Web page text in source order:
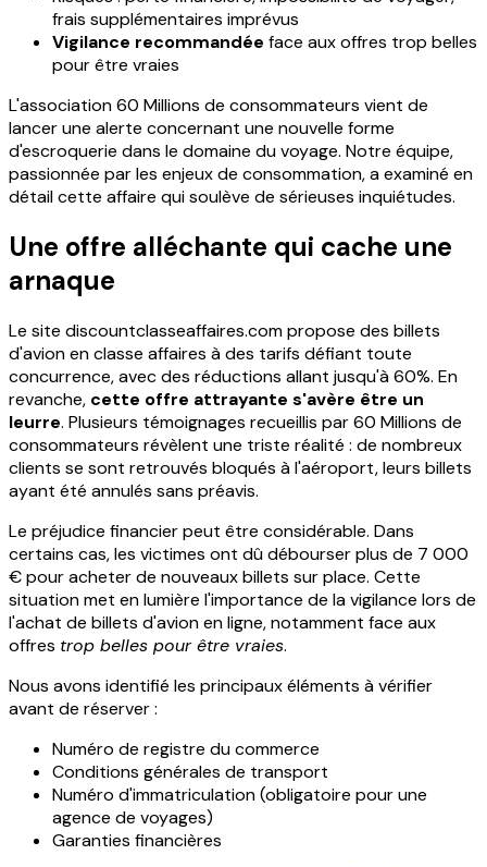
frais supplémentaires imprévus
Vigilance recommandée face aux offres trop belles
pour être vraies
L'association 60 Millions de consommateurs vient de
lancer une alerte concernant une nouvelle forme
d'escroquerie dans le domaine du voyage. Notre équipe,
passionnée par les enjeux de consommation, a examiné en
détail cette affaire qui soulève de sérieuses inquiétudes.
Une offre alléchante qui cache une
arnaque
Le site discountclasseaffaires.com propose des billets
d'avion en classe affaires à des tarifs défiant toute
concurrence, avec des réductions allant jusqu'à 60%. En
revanche, cette offre attrayante s'avère être un
leurre. Plusieurs témoignages recueillis par 60 Millions de
consommateurs révèlent une triste réalité : de nombreux
clients se sont retrouvés bloqués à l'aéroport, leurs billets
ayant été annulés sans préavis.
Le préjudice financier peut être considérable. Dans
certains cas, les victimes ont dû débourser plus de 7 000
€ pour acheter de nouveaux billets sur place. Cette
situation met en lumière l'importance de la vigilance lors de
l'achat de billets d'avion en ligne, notamment face aux
offres trop belles pour être vraies.
Nous avons identifié les principaux éléments à vérifier
avant de réserver :
Numéro de registre du commerce
Conditions générales de transport
Numéro d'immatriculation (obligatoire pour une
agence de voyages)
Garanties financières